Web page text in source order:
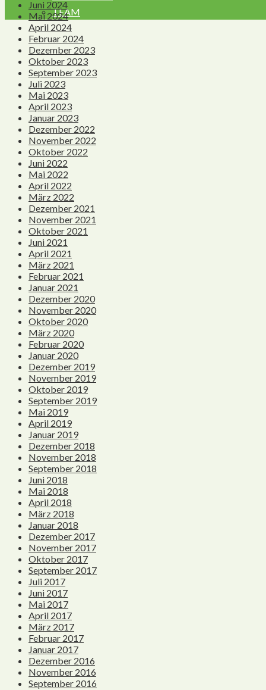
TEAM
Juni 2024
Mai 2024
April 2024
Februar 2024
Dezember 2023
Oktober 2023
September 2023
Juli 2023
Mai 2023
April 2023
Januar 2023
Dezember 2022
November 2022
Oktober 2022
Juni 2022
Mai 2022
April 2022
März 2022
Dezember 2021
November 2021
Oktober 2021
Juni 2021
April 2021
März 2021
Februar 2021
Januar 2021
Dezember 2020
November 2020
Oktober 2020
März 2020
Februar 2020
Januar 2020
Dezember 2019
November 2019
Oktober 2019
September 2019
Mai 2019
April 2019
Januar 2019
Dezember 2018
November 2018
September 2018
Juni 2018
Mai 2018
April 2018
März 2018
Januar 2018
Dezember 2017
November 2017
Oktober 2017
September 2017
Juli 2017
Juni 2017
Mai 2017
April 2017
März 2017
Februar 2017
Januar 2017
Dezember 2016
November 2016
September 2016